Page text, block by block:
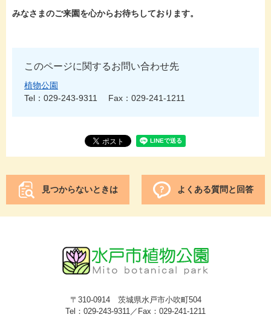
みなさまのご来園を心からお待ちしております。
このページに関するお問い合わせ先
植物公園
Tel：029-243-9311
Fax：029-241-1211
見つからないときは よくある質問と回答
〒310-0914 茨城県水戸市小吹町504
Tel：029-243-9311／Fax：029-241-1211